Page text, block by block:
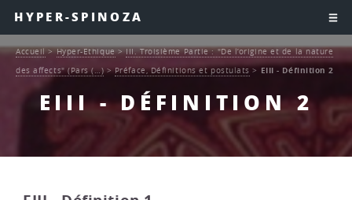
HYPER-SPINOZA
EIII - DÉFINITION 2
Accueil>Hyper-Ethique>III. Troisième Partie : "De l’origine et de la nature
des affects" (Pars (…)>Préface, Définitions et postulats > EIII - Définition 2